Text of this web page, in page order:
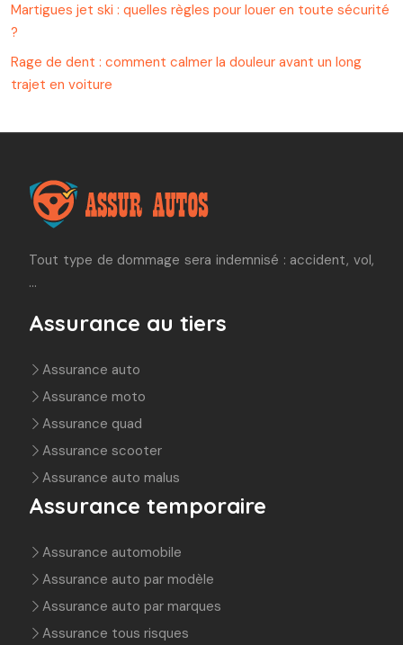
Martigues jet ski : quelles règles pour louer en toute sécurité
?
Rage de dent : comment calmer la douleur avant un long
trajet en voiture
Tout type de dommage sera indemnisé : accident, vol,
…
Assurance au tiers
Assurance auto
Assurance moto
Assurance quad
Assurance scooter
Assurance auto malus
Assurance temporaire
Assurance automobile
Assurance auto par modèle
Assurance auto par marques
Assurance tous risques